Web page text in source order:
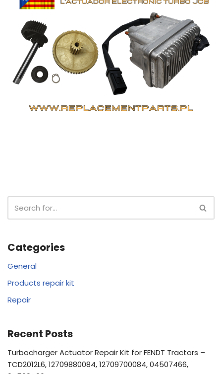
Categories
General
Products repair kit
Repair
Recent Posts
Turbocharger Actuator Repair Kit for FENDT Tractors –
TCD2012L6, 12709880084, 12709700084, 04507466,